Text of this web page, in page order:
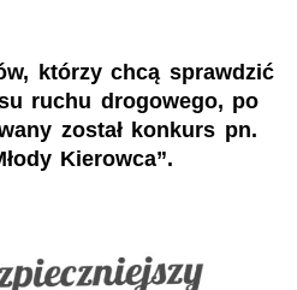
którzy chcą sprawdzić
ruchu drogowego, po
został konkurs pn.
Kierowca”.